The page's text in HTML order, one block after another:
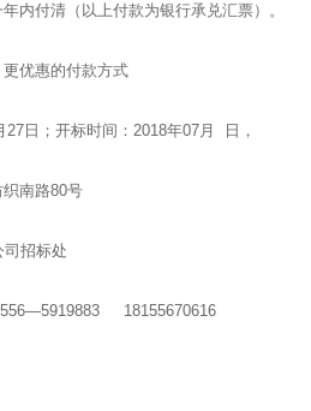
内付清（以上付款为银行承兑汇票）。
优惠的付款方式
日；开标时间：2018年07月 日，
南路80号
招标处
18155670616